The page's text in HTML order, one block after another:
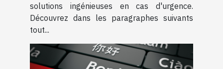
solutions ingénieuses en cas d'urgence.
Découvrez dans les paragraphes suivants
tout...